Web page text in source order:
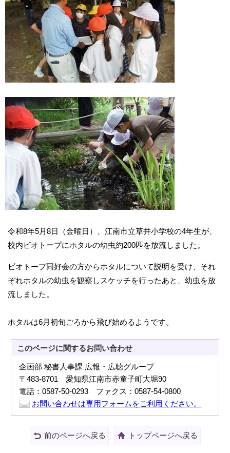
令和8年5月8日（金曜日）、江南市立草井小学校の4年生が、
校内ビオトープにホタルの幼虫約200匹を放流しました。
ビオトープ同好会の方からホタルについて説明を受け、それ
ぞれホタルの幼虫を観察しスケッチを行ったあと、幼虫を放
流しました。
ホタルは6月初旬ごろから飛び始めるようです。
このページに関するお問い合わせ
企画部 秘書人事課 広報・広聴グループ
〒483-8701 愛知県江南市赤童子町大堀90
電話：0587-50-0293 ファクス：0587-54-0800
お問い合わせは専用フォームをご利用ください。
前のページへ戻る トップページへ戻る